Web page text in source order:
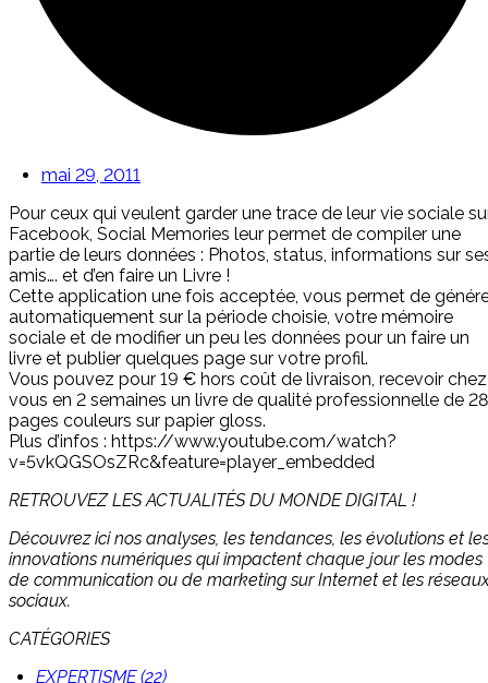
mai 29, 2011
Pour ceux qui veulent garder une trace de leur vie sociale
Facebook, Social Memories leur permet de compiler une
partie de leurs données : Photos, status, informations sur
amis…. et d’en faire un Livre !
Cette application une fois acceptée, vous permet de
automatiquement sur la période choisie, votre mémoire
sociale et de modifier un peu les données pour un faire un
livre et publier quelques page sur votre profil.
Vous pouvez pour 19 € hors coût de livraison, recevoir chez
vous en 2 semaines un livre de qualité professionnelle de 28
pages couleurs sur papier gloss.
Plus d’infos : https://www.youtube.com/watch?
v=5vkQGSOsZRc&feature=player_embedded
RETROUVEZ LES ACTUALITÉS DU MONDE DIGITAL !
Découvrez ici nos analyses, les tendances, les évolutions et
innovations numériques qui impactent chaque jour les modes
de communication ou de marketing sur Internet et les
sociaux.
CATÉGORIES
EXPERTISME (22)